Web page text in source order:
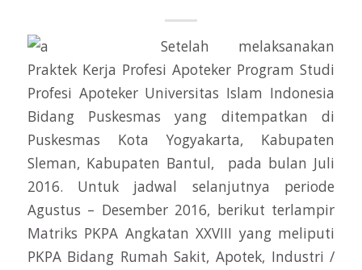
Setelah melaksanakan
Praktek Kerja Profesi Apoteker Program Studi
Profesi Apoteker Universitas Islam Indonesia
Bidang Puskesmas yang ditempatkan di
Puskesmas Kota Yogyakarta, Kabupaten
Sleman, Kabupaten Bantul, pada bulan Juli
2016. Untuk jadwal selanjutnya periode
Agustus – Desember 2016, berikut terlampir
Matriks PKPA Angkatan XXVIII yang meliputi
PKPA Bidang Rumah Sakit, Apotek, Industri /